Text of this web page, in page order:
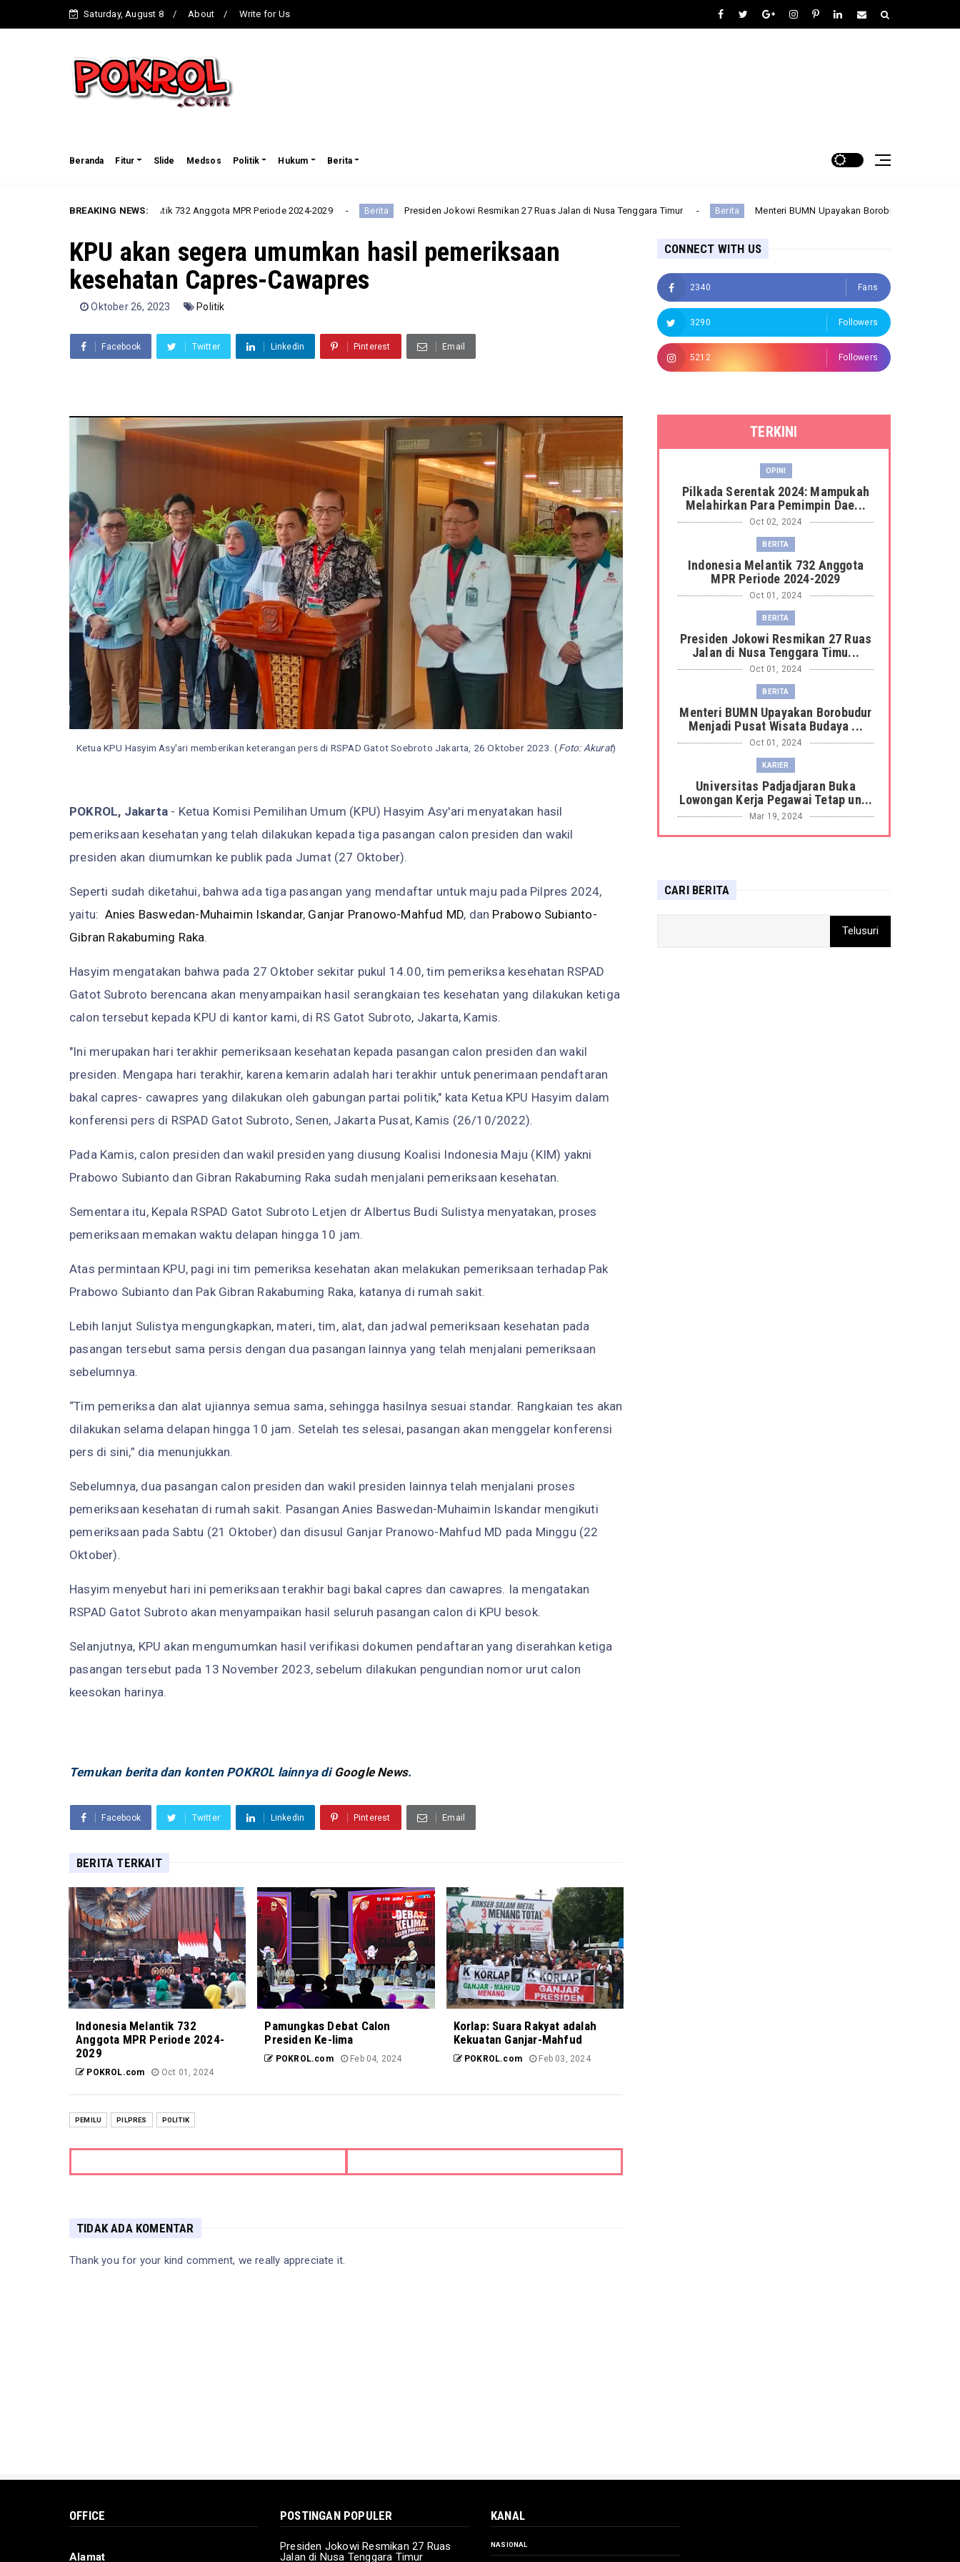
Saturday, August 8 About Write for Us
Beranda Fitur Slide Medsos Politik Hukum Berita
BREAKING NEWS:
Indonesia Melantik 732 Anggota MPR Periode 2024-2029 Berita Presiden Jokowi Resmikan 27 Ruas Jalan di Nusa Tenggara Timur Berita Menteri BUMN Upayakan Borobudur Menjadi Pusat Wisata
KPU akan segera umumkan hasil pemeriksaan
kesehatan Capres-Cawapres
Oktober 26, 2023 Politik
Facebook Twitter Linkedin Pinterest Email
Ketua KPU Hasyim Asy'ari memberikan keterangan pers di RSPAD Gatot Soebroto Jakarta, 26 Oktober 2023. (Foto: Akurat)
POKROL, Jakarta - Ketua Komisi Pemilihan Umum (KPU) Hasyim Asy'ari menyatakan hasil
pemeriksaan kesehatan yang telah dilakukan kepada tiga pasangan calon presiden dan wakil
presiden akan diumumkan ke publik pada Jumat (27 Oktober).
Seperti sudah diketahui, bahwa ada tiga pasangan yang mendaftar untuk maju pada Pilpres 2024,
yaitu: Anies Baswedan-Muhaimin Iskandar, Ganjar Pranowo-Mahfud MD, dan Prabowo Subianto-
Gibran Rakabuming Raka.
Hasyim mengatakan bahwa pada 27 Oktober sekitar pukul 14.00, tim pemeriksa kesehatan RSPAD
Gatot Subroto berencana akan menyampaikan hasil serangkaian tes kesehatan yang dilakukan ketiga
calon tersebut kepada KPU di kantor kami, di RS Gatot Subroto, Jakarta, Kamis.
"Ini merupakan hari terakhir pemeriksaan kesehatan kepada pasangan calon presiden dan wakil
presiden. Mengapa hari terakhir, karena kemarin adalah hari terakhir untuk penerimaan pendaftaran
bakal capres- cawapres yang dilakukan oleh gabungan partai politik," kata Ketua KPU Hasyim dalam
konferensi pers di RSPAD Gatot Subroto, Senen, Jakarta Pusat, Kamis (26/10/2022).
Pada Kamis, calon presiden dan wakil presiden yang diusung Koalisi Indonesia Maju (KIM) yakni
Prabowo Subianto dan Gibran Rakabuming Raka sudah menjalani pemeriksaan kesehatan.
Sementara itu, Kepala RSPAD Gatot Subroto Letjen dr Albertus Budi Sulistya menyatakan, proses
pemeriksaan memakan waktu delapan hingga 10 jam.
Atas permintaan KPU, pagi ini tim pemeriksa kesehatan akan melakukan pemeriksaan terhadap Pak
Prabowo Subianto dan Pak Gibran Rakabuming Raka, katanya di rumah sakit.
Lebih lanjut Sulistya mengungkapkan, materi, tim, alat, dan jadwal pemeriksaan kesehatan pada
pasangan tersebut sama persis dengan dua pasangan lainnya yang telah menjalani pemeriksaan
sebelumnya.
“Tim pemeriksa dan alat ujiannya semua sama, sehingga hasilnya sesuai standar. Rangkaian tes akan
dilakukan selama delapan hingga 10 jam. Setelah tes selesai, pasangan akan menggelar konferensi
pers di sini,” dia menunjukkan.
Sebelumnya, dua pasangan calon presiden dan wakil presiden lainnya telah menjalani proses
pemeriksaan kesehatan di rumah sakit. Pasangan Anies Baswedan-Muhaimin Iskandar mengikuti
pemeriksaan pada Sabtu (21 Oktober) dan disusul Ganjar Pranowo-Mahfud MD pada Minggu (22
Oktober).
Hasyim menyebut hari ini pemeriksaan terakhir bagi bakal capres dan cawapres. Ia mengatakan
RSPAD Gatot Subroto akan menyampaikan hasil seluruh pasangan calon di KPU besok.
Selanjutnya, KPU akan mengumumkan hasil verifikasi dokumen pendaftaran yang diserahkan ketiga
pasangan tersebut pada 13 November 2023, sebelum dilakukan pengundian nomor urut calon
keesokan harinya.
Temukan berita dan konten POKROL lainnya di Google News.
Facebook Twitter Linkedin Pinterest Email
BERITA TERKAIT
Indonesia Melantik 732
Anggota MPR Periode 2024-
2029
POKROL.com Oct 01, 2024
Pamungkas Debat Calon
Presiden Ke-lima
POKROL.com Feb 04, 2024
Korlap: Suara Rakyat adalah
Kekuatan Ganjar-Mahfud
POKROL.com Feb 03, 2024
PEMILU PILPRES POLITIK
TIDAK ADA KOMENTAR
Thank you for your kind comment, we really appreciate it.
CONNECT WITH US
2340 Fans
3290 Followers
5212 Followers
TERKINI
OPINI
Pilkada Serentak 2024: Mampukah
Melahirkan Para Pemimpin Dae...
Oct 02, 2024
BERITA
Indonesia Melantik 732 Anggota
MPR Periode 2024-2029
Oct 01, 2024
BERITA
Presiden Jokowi Resmikan 27 Ruas
Jalan di Nusa Tenggara Timu...
Oct 01, 2024
BERITA
Menteri BUMN Upayakan Borobudur
Menjadi Pusat Wisata Budaya ...
Oct 01, 2024
KARIER
Universitas Padjadjaran Buka
Lowongan Kerja Pegawai Tetap un...
Mar 19, 2024
BERITA
Sandiaga: Pemerintah gunakan
pendekatan penta-helix untuk ke...
CARI BERITA
OFFICE
Alamat
POSTINGAN POPULER
Presiden Jokowi Resmikan 27 Ruas
Jalan di Nusa Tenggara Timur
KANAL
NASIONAL